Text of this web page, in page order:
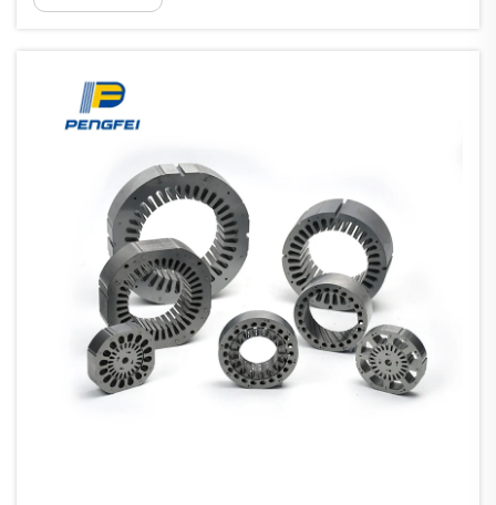
una radicale trasformazione tecnologica,
dall'aumento dei costi...